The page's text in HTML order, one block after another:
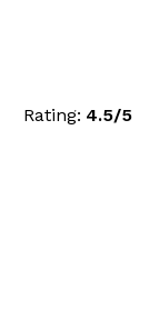
Rating: 4.5/5